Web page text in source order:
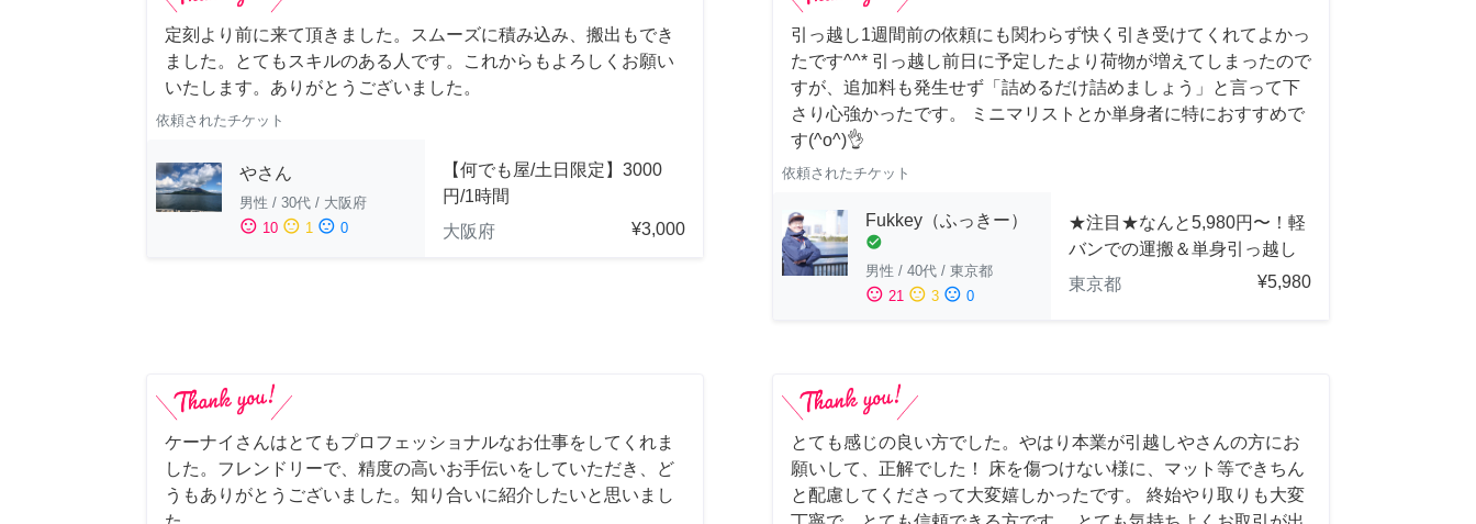
定刻より前に来て頂きました。スムーズに積み込み、搬出もでき
ました。とてもスキルのある人です。これからもよろしくお願い
いたします。ありがとうございました。
依頼されたチケット
やさん
男性 / 30代 / 大阪府
sentiment_satisfied 10 sentiment_neutral 1 sentiment_dissatisfied 0
【何でも屋/土日限定】3000
円/1時間
大阪府
¥3,000
引っ越し1週間前の依頼にも関わらず快く引き受けてくれてよかっ
たです^^* 引っ越し前日に予定したより荷物が増えてしまったので
すが、追加料も発生せず「詰めるだけ詰めましょう」と言って下
さり心強かったです。 ミニマリストとか単身者に特におすすめで
す(^o^)👌
依頼されたチケット
Fukkey（ふっきー）
check_circle
男性 / 40代 / 東京都
sentiment_satisfied 21 sentiment_neutral 3 sentiment_dissatisfied 0
★注目★なんと5,980円〜！軽
バンでの運搬＆単身引っ越し
東京都
¥5,980
ケーナイさんはとてもプロフェッショナルなお仕事をしてくれま
した。フレンドリーで、精度の高いお手伝いをしていただき、ど
うもありがとうございました。知り合いに紹介したいと思いまし
とても感じの良い方でした。やはり本業が引越しやさんの方にお
願いして、正解でした！ 床を傷つけない様に、マット等できちん
と配慮してくださって大変嬉しかったです。 終始やり取りも大変